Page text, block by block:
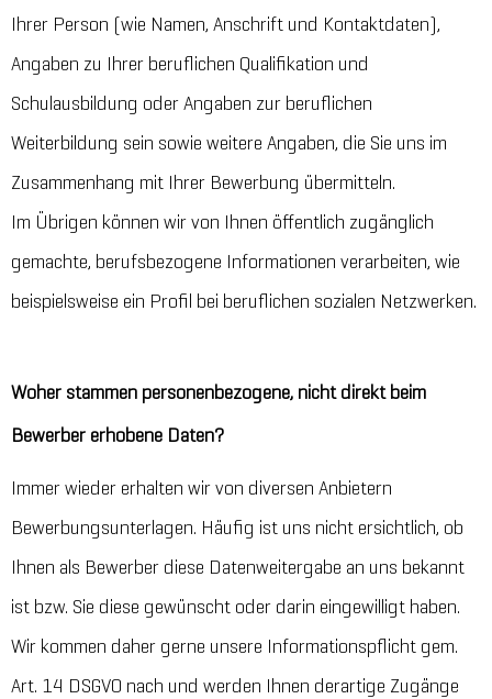
Ihrer Person (wie Namen, Anschrift und Kontaktdaten),
Angaben zu Ihrer beruflichen Qualifikation und
Schulausbildung oder Angaben zur beruflichen
Weiterbildung sein sowie weitere Angaben, die Sie uns im
Zusammenhang mit Ihrer Bewerbung übermitteln.
Im Übrigen können wir von Ihnen öffentlich zugänglich
gemachte, berufsbezogene Informationen verarbeiten, wie
beispielsweise ein Profil bei beruflichen sozialen Netzwerken.
Woher stammen personenbezogene, nicht direkt beim
Bewerber erhobene Daten?
Immer wieder erhalten wir von diversen Anbietern
Bewerbungsunterlagen. Häufig ist uns nicht ersichtlich, ob
Ihnen als Bewerber diese Datenweitergabe an uns bekannt
ist bzw. Sie diese gewünscht oder darin eingewilligt haben.
Wir kommen daher gerne unsere Informationspflicht gem.
Art. 14 DSGVO nach und werden Ihnen derartige Zugänge